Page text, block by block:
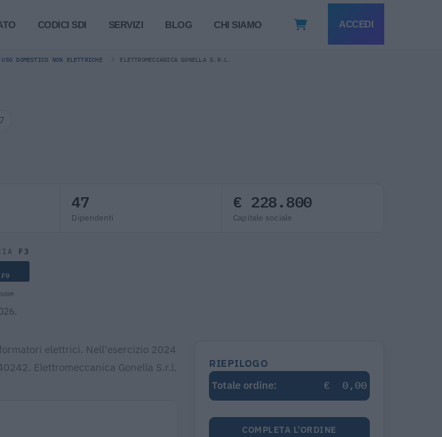
CODICI SDI SERVIZI BLOG CHI SIAMO ACCEDI
DOMESTICO NON ELETTRICHE ELETTROMECCANICA GONELLA S.R.L.
47
Dipendenti
€ 228.800
Capitale sociale
F3
F9
elettrici. Nell'esercizio 2024
Elettromeccanica Gonella S.r.l.
RIEPILOGO
Totale ordine:
€ 0,00
COMPLETA L'ORDINE